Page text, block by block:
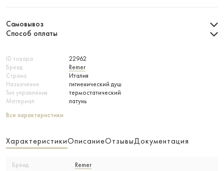
ID товара
22962
Бренд
Remer
Страна
Италия
Назначение
гигиенический душ
Тип управления
термостатический
Материал
латунь
Все характеристики
Самовывоз
Способ оплаты
ХарактеристикиОписаниеОтзывыДокументация
Бренд Remer